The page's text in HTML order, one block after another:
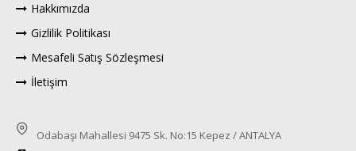
Hakkımızda
Gizlilik Politikası
Mesafeli Satış Sözleşmesi
İletişim
Odabaşı Mahallesi 9475 Sk. No:15 Kepez / ANTALYA